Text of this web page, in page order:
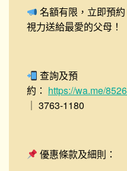
名額有限，立即預
視力送給最愛的父母！
查詢及預
約： https://wa.me/
｜ 3763-1180
優惠條款及細則：